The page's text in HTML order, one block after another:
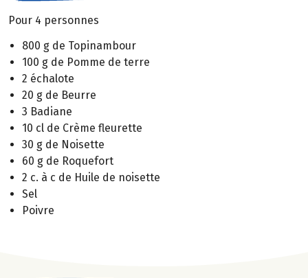
Pour 4 personnes
800 g de Topinambour
100 g de Pomme de terre
2 échalote
20 g de Beurre
3 Badiane
10 cl de Crème fleurette
30 g de Noisette
60 g de Roquefort
2 c. à c de Huile de noisette
Sel
Poivre